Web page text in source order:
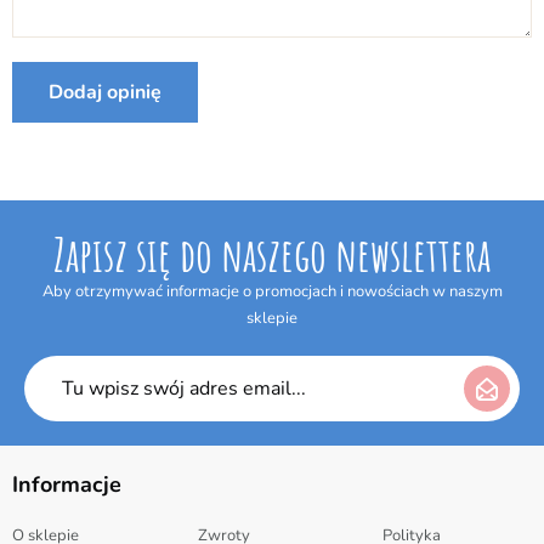
od dnia odebrania przesyłki.
Dodaj opinię
Zapisz się do naszego newslettera
Aby otrzymywać informacje o promocjach i nowościach w naszym
sklepie
Informacje
O sklepie Zwroty Polityka